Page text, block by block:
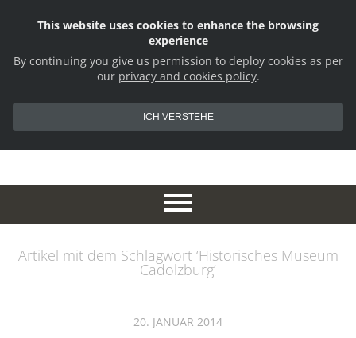
Artikel mit dem Schlagwort ‘Historisches Museum
Cadolzburg’
20. JANUAR 2014
This website uses cookies to enhance the browsing
experience
By continuing you give us permission to deploy cookies as per
our privacy and cookies policy.
ICH VERSTEHE